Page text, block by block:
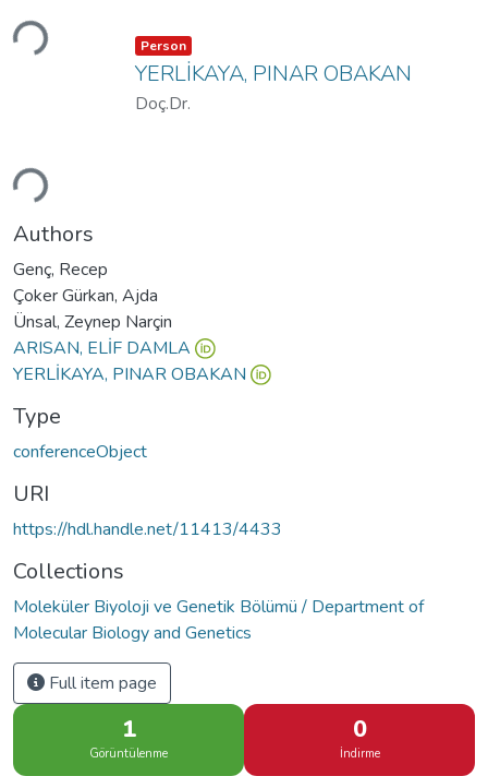
Item type:
Person ,
YERLİKAYA, PINAR OBAKAN
Doç.Dr.
Authors
Genç, Recep
Çoker Gürkan, Ajda
Ünsal, Zeynep Narçin
ARISAN, ELİF DAMLA
YERLİKAYA, PINAR OBAKAN
Type
conferenceObject
URI
https://hdl.handle.net/11413/4433
Collections
Moleküler Biyoloji ve Genetik Bölümü / Department of
Molecular Biology and Genetics
Full item page
1
Görüntülenme
0
İndirme